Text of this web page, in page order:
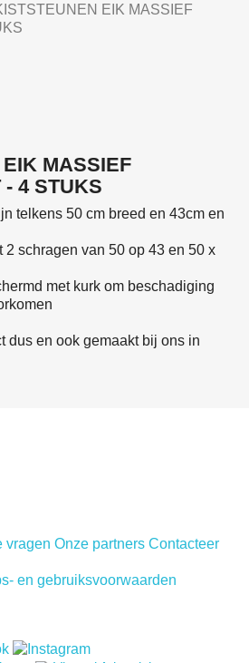
EIK MASSIEF
MASSIEF
- 4 STUKS
telkens 50 cm breed en 43cm en
2 schragen van 50 op 43 en 50 x
met kurk om beschadiging
dus en ook gemaakt bij ons in
vragen Onze partners Contacteer
en gebruiksvoorwaarden